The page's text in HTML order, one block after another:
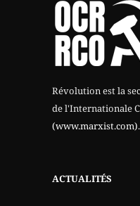
Révolution est la
de l'Internationale
(www.marxist.com).
ACTUALITÉS